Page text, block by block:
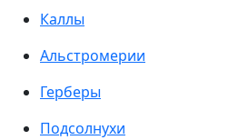
Каллы
Альстромерии
Герберы
Подсолнухи